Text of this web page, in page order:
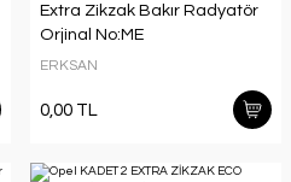
Extra Zikzak Bakır Radyatör
Orjinal No:ME
ERKSAN
0,00 TL